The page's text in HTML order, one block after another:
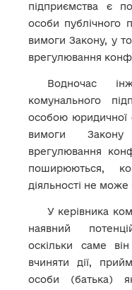
підприємства є
особи публічного
вимоги Закону, у
врегулювання
Водночас
комунального
особою юридичної
вимоги
врегулювання
поширюються,
діяльності не може
У керівника
наявний
оскільки саме
вчиняти дії,
особи (батька)